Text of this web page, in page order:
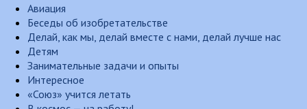
Авиация
Беседы об изобретательстве
Делай, как мы, делай вместе с нами, делай лучше нас
Детям
Занимательные задачи и опыты
Интересное
«Союз» учится летать